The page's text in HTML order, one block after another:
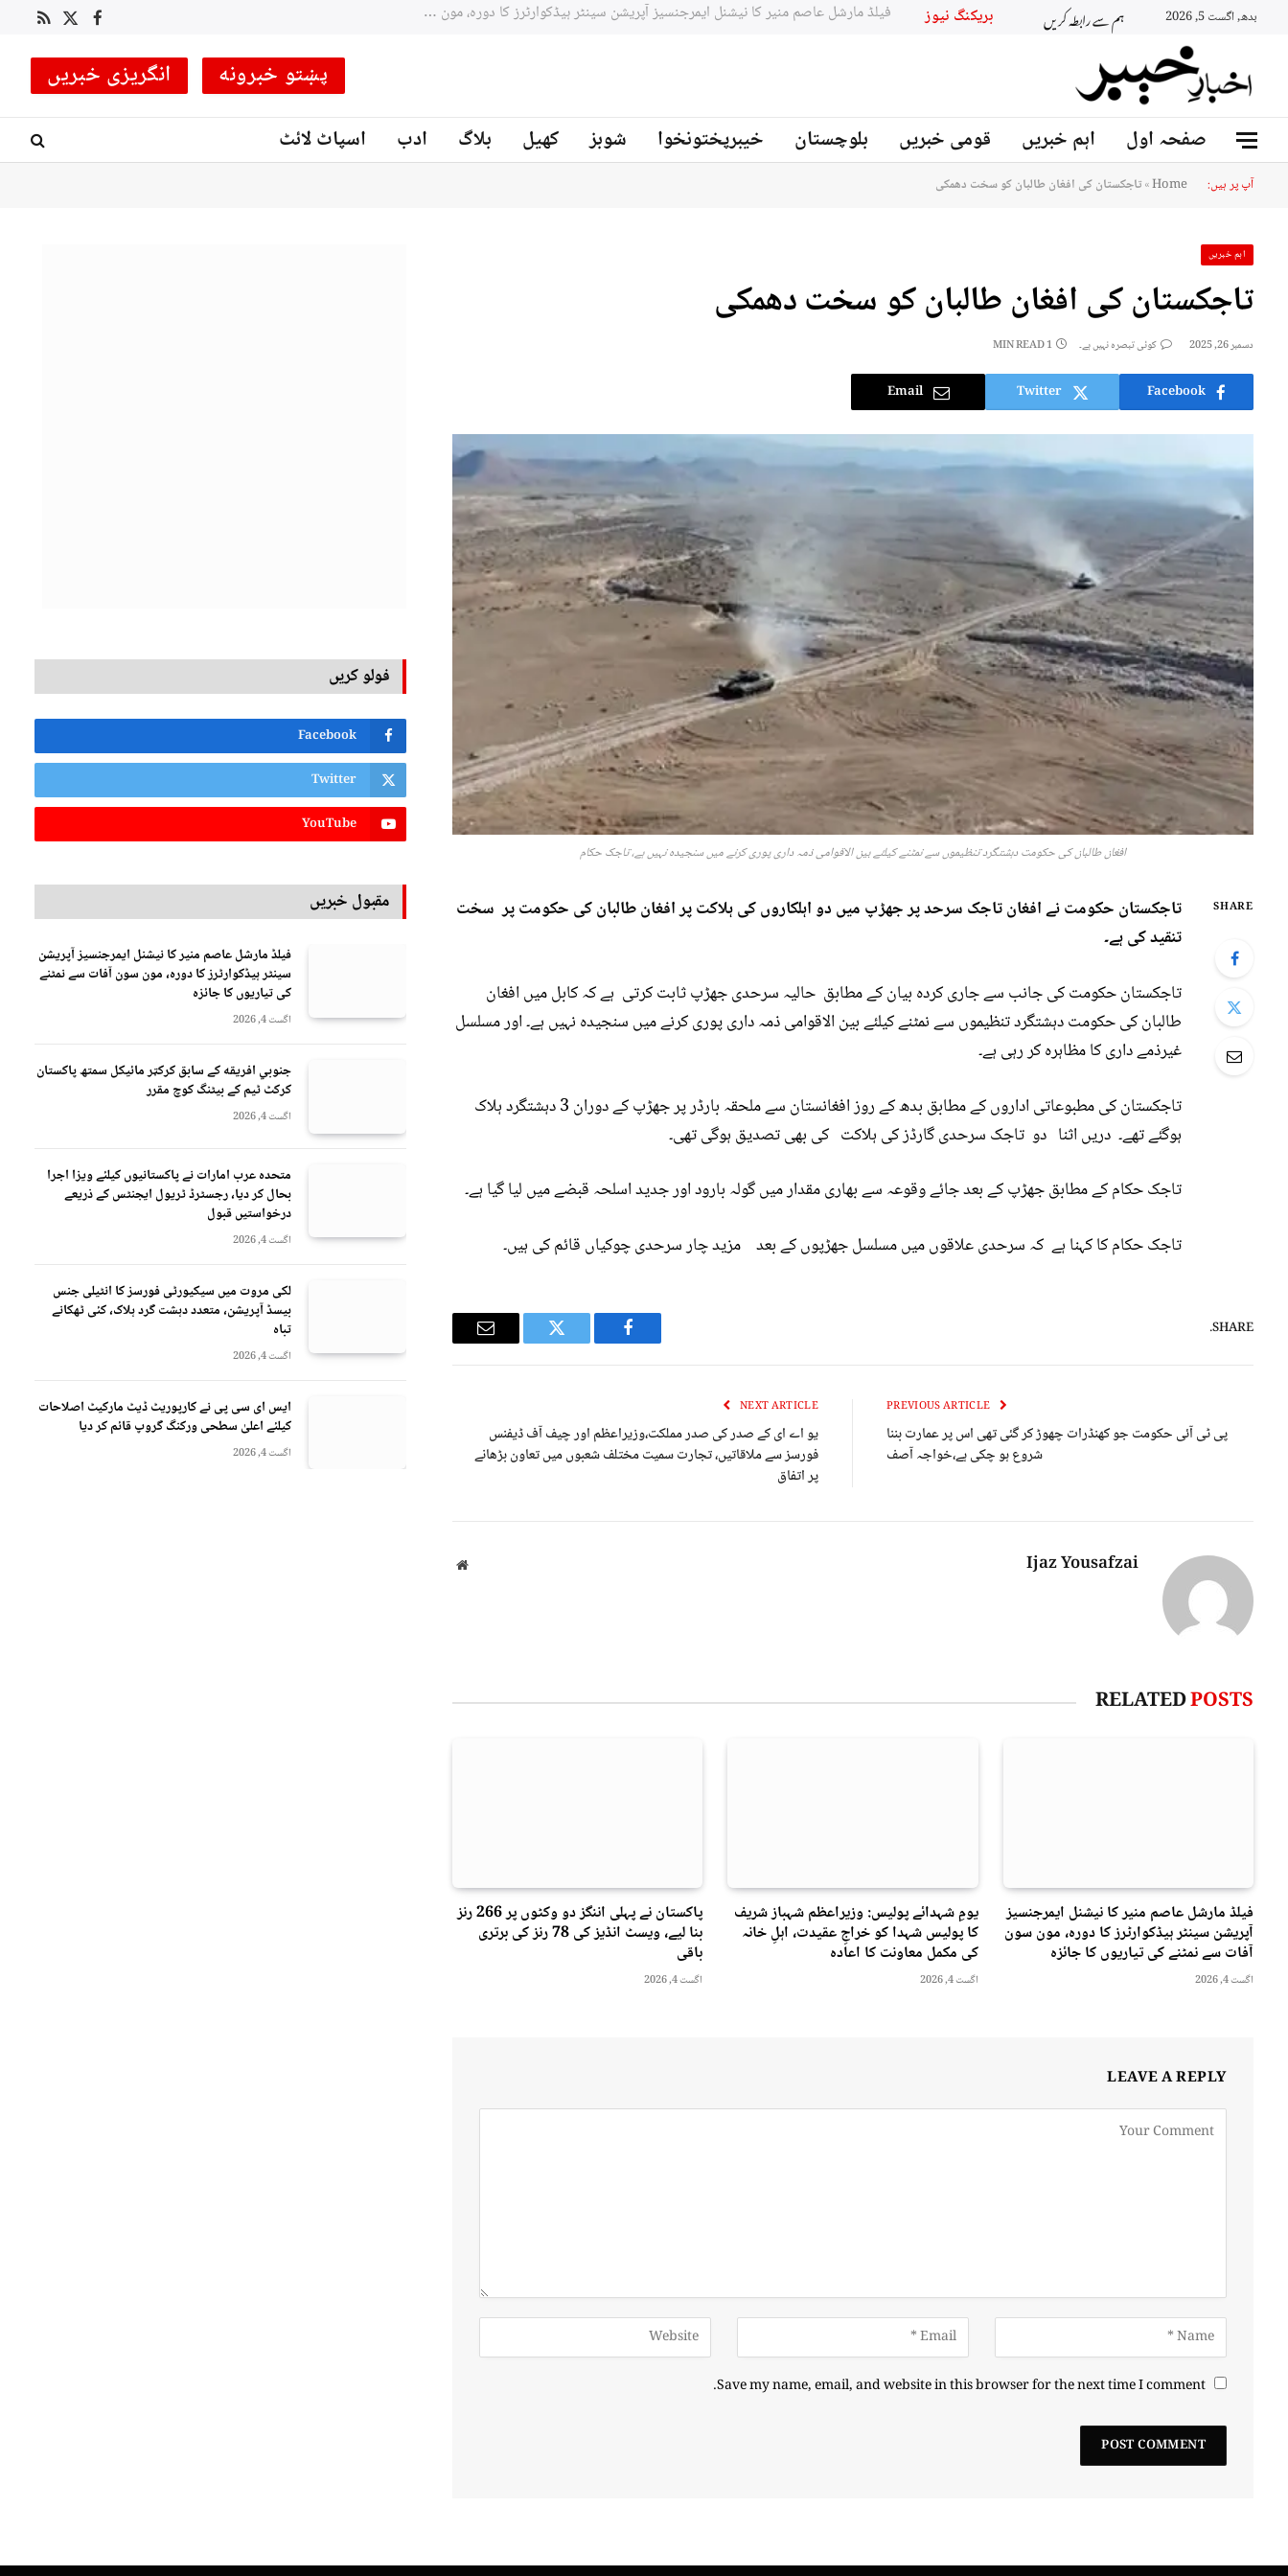
بدھ, اگست 5, 2026 ہم سے رابطہ کریں بریکنگ نیوز جنوبي افريقه کے سابق کرکټر مائیکل سمتھ پاکستان کرکٹ ٹیم کے بیٹنگ کوچ مقرر Facebook
X
RSS
پښتو خبرونه انگریزی خبریں
صفحہ اول اہم خبریں قومی خبریں بلوچستان خیبرپختونخوا شوبز کھیل بلاگ ادب اسپاٹ لائٹ
آپ پر ہیں: Home
»تاجکستان کی افغان طالبان کو سخت دھمکی
اہم خبریں
تاجکستان کی افغان طالبان کو سخت دھمکی
دسمبر 26, 2025 کوئی تبصرہ نہیں ہے۔ 1 MIN READ
Facebook
Twitter
Email
افغان طالبان کی حکومت دہشتگرد تنظیموں سے نمٹنے کیلئے بین الاقوامی ذمہ داری پوری کرنے میں سنجیدہ نہیں ہے، تاجک حکام
SHARE
تاجکستان حکومت نے افغان تاجک سرحد پر جھڑپ میں دو اہلکاروں کی ہلاکت پر افغان طالبان کی حکومت پر سخت
تنقید کی ہے۔
تاجکستان حکومت کی جانب سے جاری کردہ بیان کے مطابق حالیہ سرحدی جھڑپ ثابت کرتی ہے کہ کابل میں افغان
طالبان کی حکومت دہشتگرد تنظیموں سے نمٹنے کیلئے بین الاقوامی ذمہ داری پوری کرنے میں سنجیدہ نہیں ہے۔ اور مسلسل
غیرذمے داری کا مظاہرہ کر رہی ہے۔
تاجکستان کی مطبوعاتی اداروں کے مطابق بدھ کے روز افغانستان سے ملحقہ بارڈر پر جھڑپ کے دوران 3 دہشتگرد ہلاک
ہوگئے تھے۔ دریں اثنا دو تاجک سرحدی گارڈز کی ہلاکت کی بھی تصدیق ہوگی تھی۔
تاجک حکام کے مطابق جھڑپ کے بعد جائے وقوعہ سے بھاری مقدار میں گولہ بارود اور جدید اسلحہ قبضے میں لیا گیا ہے۔
تاجک حکام کا کہنا ہے کہ سرحدی علاقوں میں مسلسل جھڑپوں کے بعد مزید چار سرحدی چوکیاں قائم کی ہیں۔
SHARE.
Facebook
Twitter
Email
پی ٹی آئی حکومت جو کھنڈرات چھوڑ کر گئی تھی اس پر عمارت بننا
شروع ہو چکی ہے،خواجہ آصف
NEXT ARTICLE
یو اے ای کے صدر کی صدر مملکت،وزیراعظم اور چیف آف ڈیفنس
فورسز سے ملاقاتیں، تجارت سمیت مختلف شعبوں میں تعاون بڑھانے
پر اتفاق
Ijaz Yousafzai
Website
RELATEDPOSTS
فیلڈ مارشل عاصم منیر کا نیشنل ایمرجنسیز
آپریشن سینٹر ہیڈکوارٹرز کا دورہ، مون سون
آفات سے نمٹنے کی تیاریوں کا جائزہ
اگست 4, 2026
یومِ شہدائے پولیس: وزیراعظم شہباز شریف
کا پولیس شہدا کو خراجِ عقیدت، اہلِ خانہ
کی مکمل معاونت کا اعادہ
اگست 4, 2026
پاکستان نے پہلی اننگز دو وکٹوں پر 266 رنز
بنا لیے، ویسٹ انڈیز کی 78 رنز کی برتری
باقی
اگست 4, 2026
LEAVE A REPLY
Save my name, email, and website in this browser for the next time I comment.
فولو کریں
Facebook
Twitter
YouTube
مقبول خبریں
فیلڈ مارشل عاصم منیر کا نیشنل ایمرجنسیز آپریشن
سینٹر ہیڈکوارٹرز کا دورہ، مون سون آفات سے نمٹنے
کی تیاریوں کا جائزہ
اگست 4, 2026
جنوبي افريقه کے سابق کرکټر مائیکل سمتھ پاکستان
کرکٹ ٹیم کے بیٹنگ کوچ مقرر
اگست 4, 2026
متحدہ عرب امارات نے پاکستانیوں کیلئے ویزا اجرا
بحال کر دیا، رجسٹرڈ ٹریول ایجنٹس کے ذریعے
درخواستیں قبول
اگست 4, 2026
لکی مروت میں سیکیورٹی فورسز کا انٹیلی جنس
بیسڈ آپریشن، متعدد دہشت گرد ہلاک، کئی ٹھکانے
تباہ
اگست 4, 2026
ایس ای سی پی نے کارپوریٹ ڈیٹ مارکیٹ اصلاحات
کیلئے اعلیٰ سطحی ورکنگ گروپ قائم کر دیا
اگست 4, 2026